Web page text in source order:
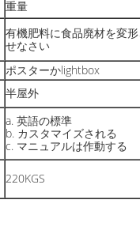
重量
有機肥料に食品廃材を変形
せなさい
ポスターかlightbox
半屋外
a. 英語の標準
b. カスタマイズされる
c. マニュアルは作動する
220KGS